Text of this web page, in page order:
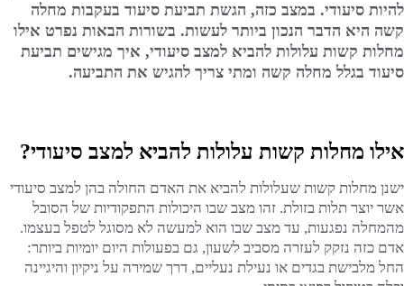
להיות סיעודי. במצב כזה, הגשת תביעת סיעוד בעקבות מחלה
קשה היא הדבר הנכון ביותר לעשות. בשורות הבאות נפרט אילו
מחלות קשות עלולות להביא למצב סיעודי, איך מגישים תביעת
סיעוד בגלל מחלה קשה ומתי צריך להגיש את התביעה.
אילו מחלות קשות עלולות להביא למצב סיעודי?
ישנן מחלות קשות שעלולות להביא את האדם החולה בהן למצב סיעודי
אשר יוצר תלות בזולת. זהו מצב שבו היכולות התפקודיות של הסובל
מהמחלה נפגעות, עד מצב שבו הוא למעשה לא מסוגל לטפל בעצמו.
אדם כזה נזקק לעזרה מסביב לשעון, גם בפעולות היום יומיות ביותר:
החל מלבישת בגדים או נעילת נעליים, דרך שמירה על ניקיון והיגיינה